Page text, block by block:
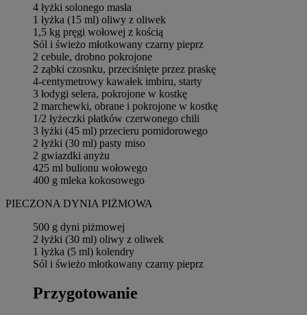
4 łyżki solonego masła
1 łyżka (15 ml) oliwy z oliwek
1,5 kg pręgi wołowej z kością
Sól i świeżo młotkowany czarny pieprz
2 cebule, drobno pokrojone
2 ząbki czosnku, przeciśnięte przez praskę
4-centymetrowy kawałek imbiru, starty
3 łodygi selera, pokrojone w kostkę
2 marchewki, obrane i pokrojone w kostkę
1/2 łyżeczki płatków czerwonego chili
3 łyżki (45 ml) przecieru pomidorowego
2 łyżki (30 ml) pasty miso
2 gwiazdki anyżu
425 ml bulionu wołowego
400 g mleka kokosowego
PIECZONA DYNIA PIŻMOWA
500 g dyni piżmowej
2 łyżki (30 ml) oliwy z oliwek
1 łyżka (5 ml) kolendry
Sól i świeżo młotkowany czarny pieprz
Przygotowanie